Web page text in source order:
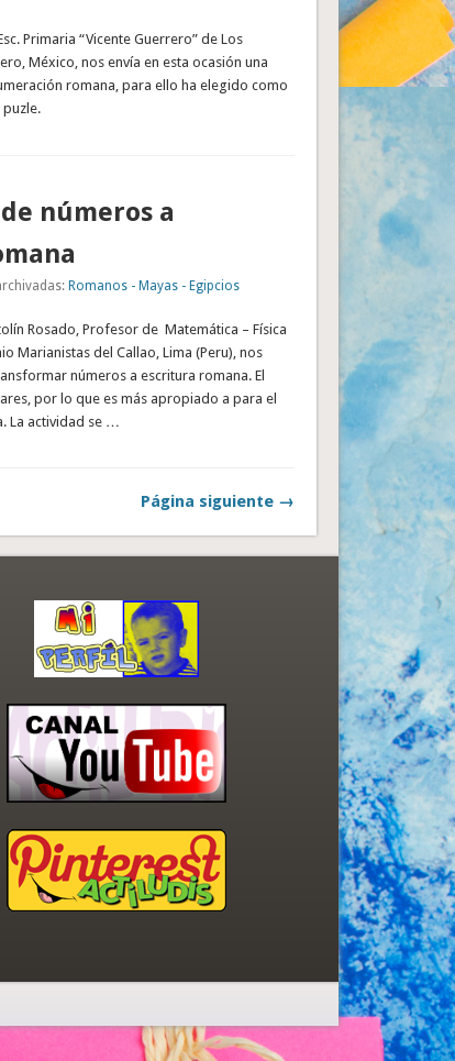
Primaria “Vicente Guerrero” de Los
México, nos envía en esta ocasión una
romana, para ello ha elegido como
números a
Romanos - Mayas - Egipcios
Rosado, Profesor de Matemática – Física
Marianistas del Callao, Lima (Peru), nos
números a escritura romana. El
por lo que es más apropiado a para el
La actividad se …
Página siguiente →